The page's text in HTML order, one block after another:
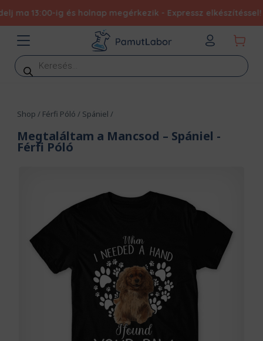
ma 13:00-ig és holnap megérkezik - Expressz elkészítéssel!
Products
search
Shop / Férfi Póló / Spániel /
Megtaláltam a Mancsod – Spániel -
Férfi Póló